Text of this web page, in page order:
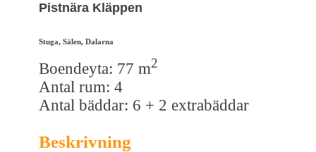
Pistnära Kläppen
Stuga, Sälen, Dalarna
Boendeyta: 77 m2
Antal rum: 4
Antal bäddar: 6 + 2 extrabäddar
Beskrivning